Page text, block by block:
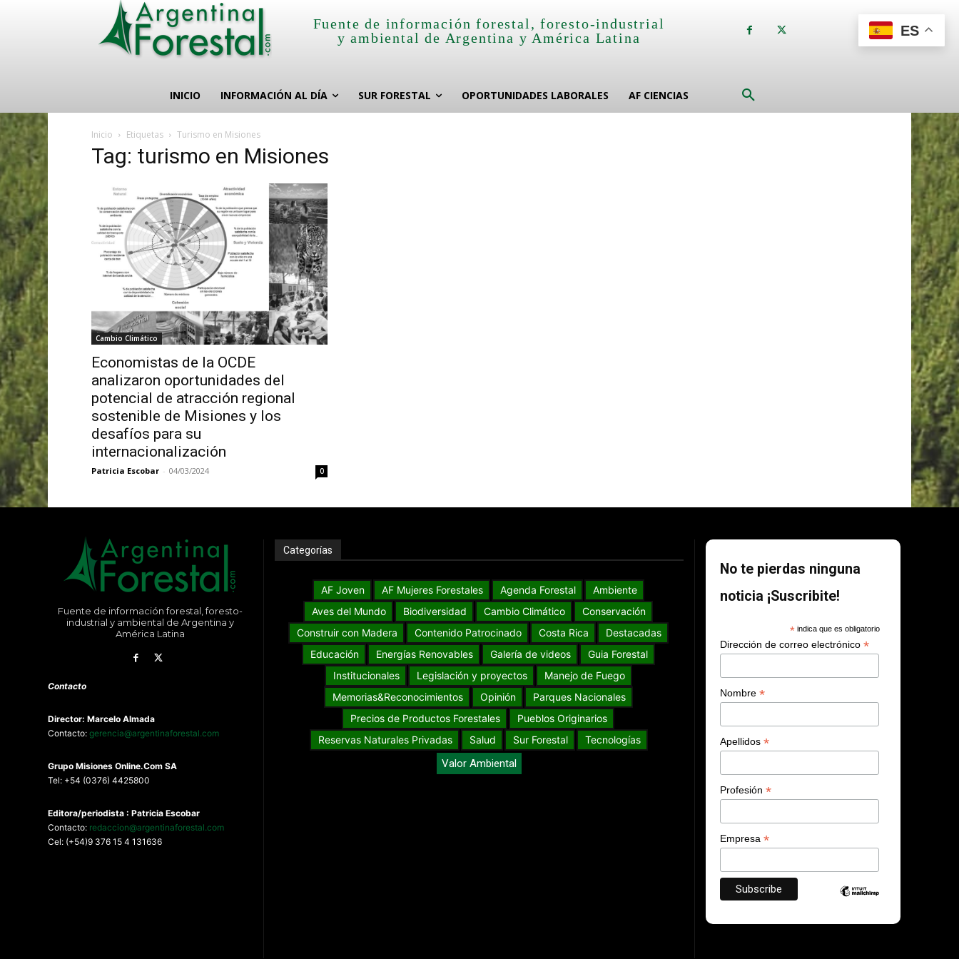
Fuente de información forestal, foresto-industrial
y ambiental de Argentina y América Latina
INICIO INFORMACIÓN AL DÍA SUR FORESTAL OPORTUNIDADES LABORALES AF CIENCIAS
Inicio Etiquetas Turismo en Misiones
Tag: turismo en Misiones
Cambio Climático
Economistas de la OCDE
analizaron oportunidades del
potencial de atracción regional
sostenible de Misiones y los
desafíos para su
internacionalización
Patricia Escobar - 04/03/2024 0
Fuente de información forestal, foresto-
industrial y ambiental de Argentina y
América Latina
Contacto
Director: Marcelo Almada
Contacto: gerencia@argentinaforestal.com
Grupo MisionesOnline.Com SA
Tel: +54 (0376) 4425800
Editora/periodista : Patricia Escobar
Contacto: redaccion@argentinaforestal.com
Cel: (+54)9 376 15 4 131636
Categorías
AF Joven AF Mujeres Forestales Agenda Forestal
Ambiente
Aves del Mundo
Biodiversidad Cambio Climático
Conservación
Construir con Madera
Contenido Patrocinado Costa Rica
Destacadas
Educación
Energías Renovables Galería de videos
Guia Forestal
Institucionales
Legislación y proyectos
Manejo de Fuego
Memorias&Reconocimientos
Opinión
Parques Nacionales
Precios de Productos Forestales
Pueblos Originarios
Reservas Naturales Privadas
Salud Sur Forestal Tecnologías
Valor Ambiental
No te pierdas ninguna
noticia ¡Suscribite!
*indica que es obligatorio
Dirección de correo electrónico*
Nombre*
Apellidos*
Profesión*
Empresa*
ES